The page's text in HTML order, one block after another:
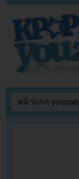
หน้าแรก youzab